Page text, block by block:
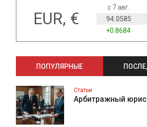
EUR, €
с 7 авг.
94.0585
+0.8684
ПОПУЛЯРНЫЕ
Статьи
Арбитражный